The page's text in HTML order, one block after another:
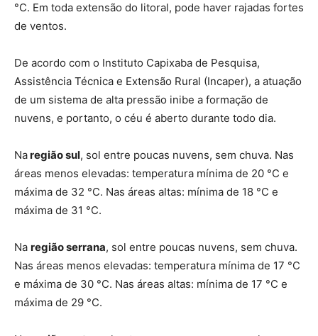
°C. Em toda extensão do litoral, pode haver rajadas fortes
de ventos.
De acordo com o Instituto Capixaba de Pesquisa,
Assistência Técnica e Extensão Rural (Incaper), a atuação
de um sistema de alta pressão inibe a formação de
nuvens, e portanto, o céu é aberto durante todo dia.
Naregião sul, sol entre poucas nuvens, sem chuva. Nas
áreas menos elevadas: temperatura mínima de 20 °C e
máxima de 32 °C. Nas áreas altas: mínima de 18 °C e
máxima de 31 °C.
Na região serrana, sol entre poucas nuvens, sem chuva.
Nas áreas menos elevadas: temperatura mínima de 17 °C
e máxima de 30 °C. Nas áreas altas: mínima de 17 °C e
máxima de 29 °C.